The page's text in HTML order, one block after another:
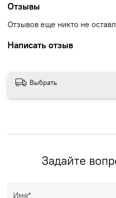
Отзывы
Отзывов еще никто не
Написать отзыв
Выбрать
Задайте